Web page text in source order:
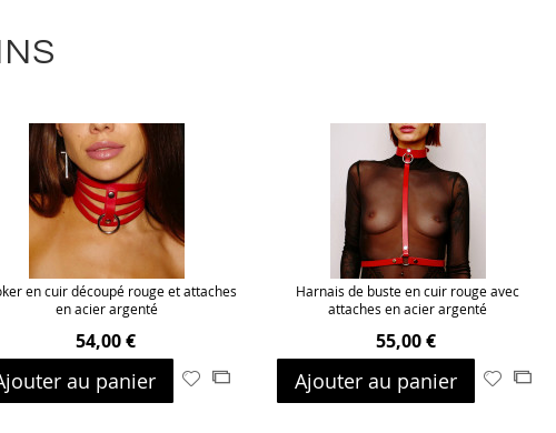
en cuir découpé rouge et attaches
en acier argenté
54,00 €
au panier
AjouterAjouter
Harnais de buste en cuir rouge avec
attaches en acier argenté
55,00 €
Ajouter au panier
Ajouter